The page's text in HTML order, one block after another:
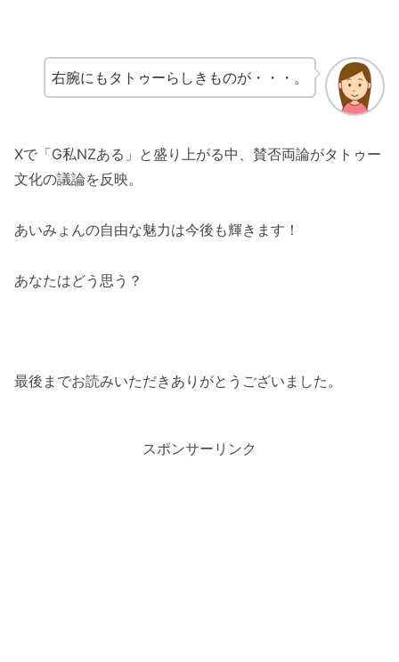
右腕にもタトゥーらしきものが・・・。
Xで「G私NZある」と盛り上がる中、賛否両論がタトゥー
文化の議論を反映。
あいみょんの自由な魅力は今後も輝きます！
あなたはどう思う？
最後までお読みいただきありがとうございました。
スポンサーリンク